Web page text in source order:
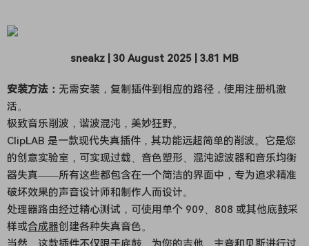
sneakz | 30 August 2025 | 3.81 MB
安装方法： 无需安装，复制插件到相应的路径，使用注册机激
活。
极致音乐削波，谐波混沌，美妙狂野。
ClipLAB 是一款现代失真插件，其功能远超简单的削波。它是您
的创意实验室，可实现过载、音色塑形、混沌滤波器和音乐均衡
器失真——所有这些都包含在一个简洁的界面中，专为追求精准
破坏效果的声音设计师和制作人而设计。
处理器路由经过精心测试，可使用单个 909、808 或其他底鼓采
样或合成器创建各种失真音色。